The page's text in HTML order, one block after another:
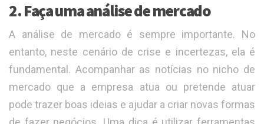
2. Faça uma análise de mercado
A análise de mercado é sempre importante. No
entanto, neste cenário de crise e incertezas, ela é
fundamental. Acompanhar as notícias no nicho de
mercado que a empresa atua ou pretende atuar
pode trazer boas ideias e ajudar a criar novas formas